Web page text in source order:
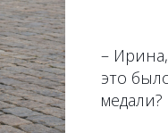
–
это
медали?